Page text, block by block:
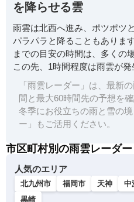
を降らせる雲
雨雲は北西へ進み、ポツポツ
パラパラと降ることもありま
までの目安の時間は、多くの
この先、1時間程度は雨雲が発
「雨雲レーダー」は、最新
間と最大60時間先の予想を確
冬季にお役立ちの雨と雪の
ー」もご活用ください。
市区町村別の雨雲レーダー
人気のエリア
北九州市 福岡市 天神 中
黒崎